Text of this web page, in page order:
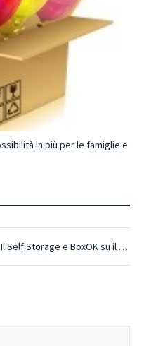
in più per le famiglie e
Il Self Storage e BoxOK su il Post